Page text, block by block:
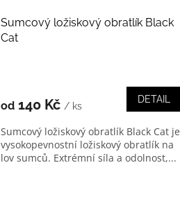
Sumcový ložiskový obratlík Black
Cat
od140 Kč / ks
DETAIL
Sumcový ložiskový obratlík Black Cat je
vysokopevnostní ložiskový obratlík na
lov sumců. Extrémní síla a odolnost,...